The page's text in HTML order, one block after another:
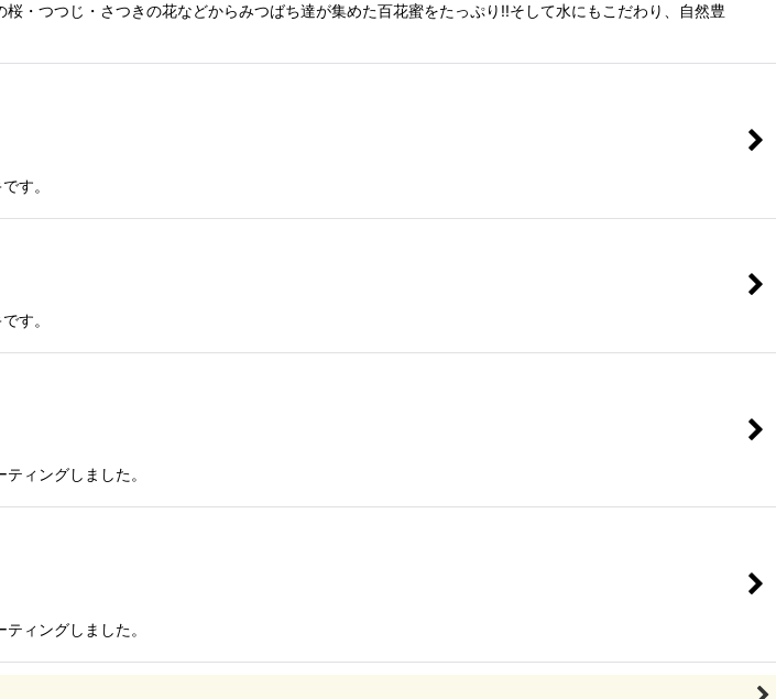
・つつじ・さつきの花などからみつばち達が集めた百花蜜をたっぷり!!そして水にもこだわり、自然豊
す。
す。
ィングしました。
ィングしました。